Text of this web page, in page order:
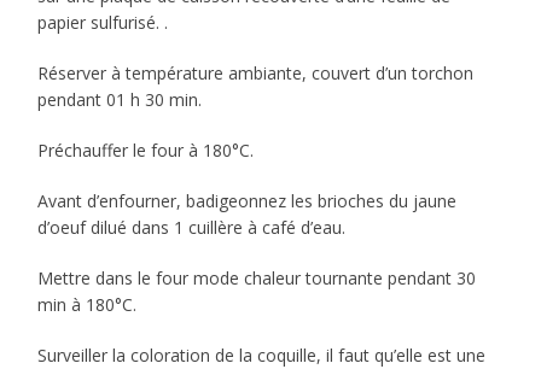
papier sulfurisé. .
Réserver à température ambiante, couvert d’un torchon
pendant 01 h 30 min.
Préchauffer le four à 180°C.
Avant d’enfourner, badigeonnez les brioches du jaune
d’oeuf dilué dans 1 cuillère à café d’eau.
Mettre dans le four mode chaleur tournante pendant 30
min à 180°C.
Surveiller la coloration de la coquille, il faut qu’elle est une